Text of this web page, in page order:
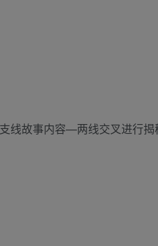
线故事内容—两线交叉进行揭